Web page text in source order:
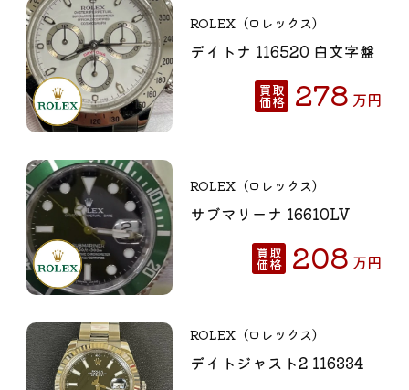
ROLEX（ロレックス）
デイトナ 116520 白文字盤
買取
価格 278 万円
ROLEX（ロレックス）
サブマリーナ 16610LV
買取
価格 208 万円
ROLEX（ロレックス）
デイトジャスト2 116334